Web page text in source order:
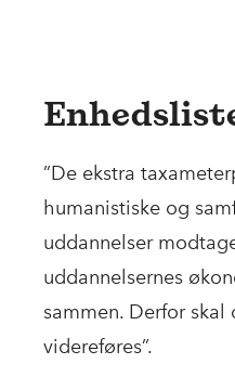
”De ekstra
humanistiske og
uddannelser
uddannelsernes
sammen. Derfor
videreføres”.